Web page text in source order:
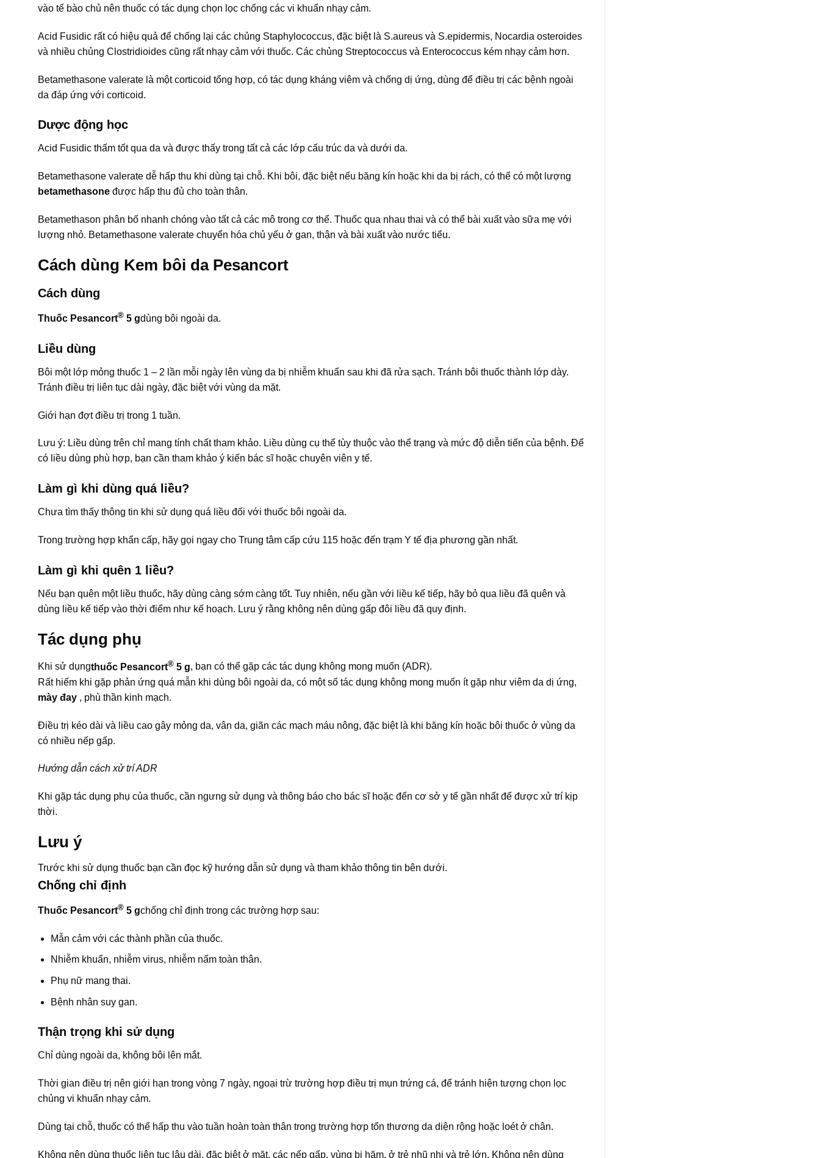
vào tế bào chủ nên thuốc có tác dụng chọn lọc chống các vi khuẩn nhạy cảm.
Acid Fusidic rất có hiệu quả để chống lại các chủng Staphylococcus, đặc biệt là S.aureus và S.epidermis, Nocardia osteroides
và nhiều chủng Clostridioides cũng rất nhạy cảm với thuốc. Các chủng Streptococcus và Enterococcus kém nhạy cảm hơn.
Betamethasone valerate là một corticoid tổng hợp, có tác dụng kháng viêm và chống dị ứng, dùng để điều trị các bệnh ngoài
da đáp ứng với corticoid.
Dược động học
Acid Fusidic thấm tốt qua da và được thấy trong tất cả các lớp cấu trúc da và dưới da.
Betamethasone valerate dễ hấp thu khi dùng tại chỗ. Khi bôi, đặc biệt nếu băng kín hoặc khi da bị rách, có thể có một lượng
betamethasone được hấp thu đủ cho toàn thân.
Betamethason phân bố nhanh chóng vào tất cả các mô trong cơ thể. Thuốc qua nhau thai và có thể bài xuất vào sữa mẹ với
lượng nhỏ. Betamethasone valerate chuyển hóa chủ yếu ở gan, thận và bài xuất vào nước tiểu.
Cách dùng Kem bôi da Pesancort
Cách dùng
Thuốc Pesancort® 5 gdùng bôi ngoài da.
Liều dùng
Bôi một lớp mỏng thuốc 1 – 2 lần mỗi ngày lên vùng da bị nhiễm khuẩn sau khi đã rửa sạch. Tránh bôi thuốc thành lớp dày.
Tránh điều trị liên tục dài ngày, đặc biệt với vùng da mặt.
Giới hạn đợt điều trị trong 1 tuần.
Lưu ý: Liều dùng trên chỉ mang tính chất tham khảo. Liều dùng cụ thể tùy thuộc vào thể trạng và mức độ diễn tiến của bệnh. Để
có liều dùng phù hợp, bạn cần tham khảo ý kiến bác sĩ hoặc chuyên viên y tế.
Làm gì khi dùng quá liều?
Chưa tìm thấy thông tin khi sử dụng quá liều đối với thuốc bôi ngoài da.
Trong trường hợp khẩn cấp, hãy gọi ngay cho Trung tâm cấp cứu 115 hoặc đến trạm Y tế địa phương gần nhất.
Làm gì khi quên 1 liều?
Nếu bạn quên một liều thuốc, hãy dùng càng sớm càng tốt. Tuy nhiên, nếu gần với liều kế tiếp, hãy bỏ qua liều đã quên và
dùng liều kế tiếp vào thời điểm như kế hoạch. Lưu ý rằng không nên dùng gấp đôi liều đã quy định.
Tác dụng phụ
Khi sử dụngthuốc Pesancort® 5 g, bạn có thể gặp các tác dụng không mong muốn (ADR).
Rất hiếm khi gặp phản ứng quá mẫn khi dùng bôi ngoài da, có một số tác dụng không mong muốn ít gặp như viêm da dị ứng,
mày đay , phù thần kinh mạch.
Điều trị kéo dài và liều cao gây mỏng da, vân da, giãn các mạch máu nông, đặc biệt là khi băng kín hoặc bôi thuốc ở vùng da
có nhiều nếp gấp.
Hướng dẫn cách xử trí ADR
Khi gặp tác dụng phụ của thuốc, cần ngưng sử dụng và thông báo cho bác sĩ hoặc đến cơ sở y tế gần nhất để được xử trí kịp
thời.
Lưu ý
Trước khi sử dụng thuốc bạn cần đọc kỹ hướng dẫn sử dụng và tham khảo thông tin bên dưới.
Chống chỉ định
Thuốc Pesancort® 5 gchống chỉ định trong các trường hợp sau:
Mẫn cảm với các thành phần của thuốc.
Nhiễm khuẩn, nhiễm virus, nhiễm nấm toàn thân.
Phụ nữ mang thai.
Bệnh nhân suy gan.
Thận trọng khi sử dụng
Chỉ dùng ngoài da, không bôi lên mắt.
Thời gian điều trị nên giới hạn trong vòng 7 ngày, ngoại trừ trường hợp điều trị mụn trứng cá, để tránh hiện tượng chọn lọc
chủng vi khuẩn nhạy cảm.
Dùng tại chỗ, thuốc có thể hấp thu vào tuần hoàn toàn thân trong trường hợp tổn thương da diện rộng hoặc loét ở chân.
Không nên dùng thuốc liên tục lâu dài, đặc biệt ở mặt, các nếp gấp, vùng bị hăm, ở trẻ nhũ nhi và trẻ lớn. Không nên dùng